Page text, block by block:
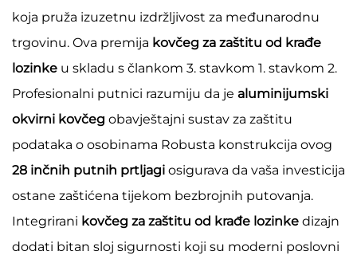
koja pruža izuzetnu izdržljivost za međunarodnu
trgovinu. Ova premija kovčeg za zaštitu od krađe
lozinke u skladu s člankom 3. stavkom 1. stavkom 2.
Profesionalni putnici razumiju da je aluminijumski
okvirni kovčeg obavještajni sustav za zaštitu
podataka o osobinama Robusta konstrukcija ovog
28 inčnih putnih prtljagi osigurava da vaša investicija
ostane zaštićena tijekom bezbrojnih putovanja.
Integrirani kovčeg za zaštitu od krađe lozinke dizajn
dodati bitan sloj sigurnosti koji su moderni poslovni